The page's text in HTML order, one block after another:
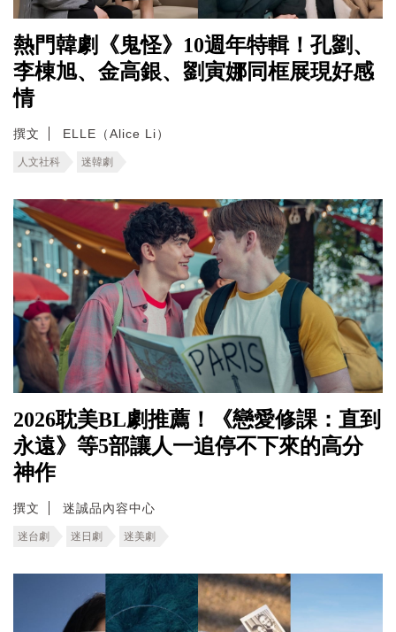
熱門韓劇《鬼怪》10週年特輯！孔劉、
李棟旭、金高銀、劉寅娜同框展現好感
情
撰文 ELLE（Alice Li）
人文社科 迷韓劇
2026耽美BL劇推薦！《戀愛修課：直到
永遠》等5部讓人一追停不下來的高分
神作
撰文 迷誠品內容中心
迷台劇 迷日劇 迷美劇